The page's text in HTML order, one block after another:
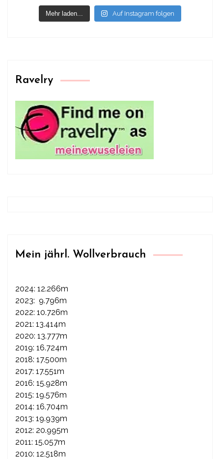
Mehr laden... Auf Instagram folgen
Ravelry
Mein jährl. Wollverbrauch
2024: 12.266m
2023: 9.796m
2022: 10.726m
2021: 13.414m
2020: 13.777m
2019: 16.724m
2018: 17.500m
2017: 17.551m
2016: 15.928m
2015: 19.576m
2014: 16.704m
2013: 19.939m
2012: 20.995m
2011: 15.057m
2010: 12.518m